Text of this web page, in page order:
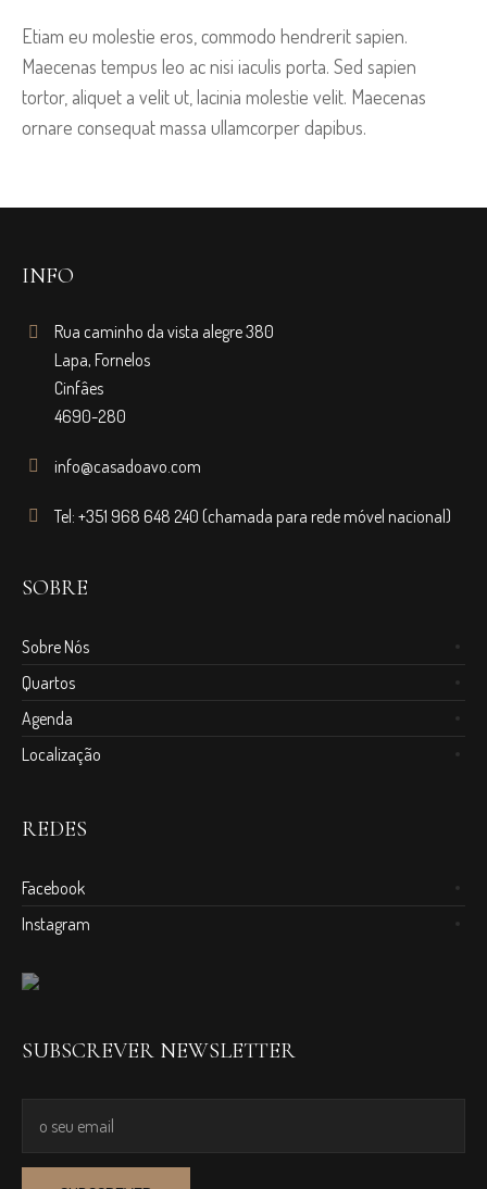
Etiam eu molestie eros, commodo hendrerit sapien.
Maecenas tempus leo ac nisi iaculis porta. Sed sapien
tortor, aliquet a velit ut, lacinia molestie velit. Maecenas
ornare consequat massa ullamcorper dapibus.
INFO
Rua caminho da vista alegre 380
Lapa, Fornelos
Cinfâes
4690-280
info@casadoavo.com
Tel: +351 968 648 240 (chamada para rede móvel nacional)
SOBRE
Sobre Nós
Quartos
Agenda
Localização
REDES
Facebook
Instagram
SUBSCREVER NEWSLETTER